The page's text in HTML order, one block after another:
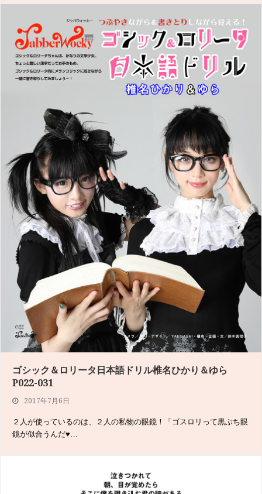
ゴシック＆ロリータ日本語ドリル椎名ひかり＆ゆら
P022-031
2017年7月6日
２人が使っているのは、２人の私物の眼鏡！「ゴスロリって黒ぶち眼
鏡が似合うんだ♥︎…
Jabberwocky SNAP P124-127
2017年6月3日
オリジナルレースが施された姫袖が素敵なブラウスは、クラシカルロ